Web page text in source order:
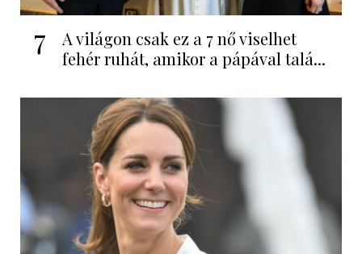
7
A világon csak ez a 7 nő viselhet
fehér ruhát, amikor a pápával talá...